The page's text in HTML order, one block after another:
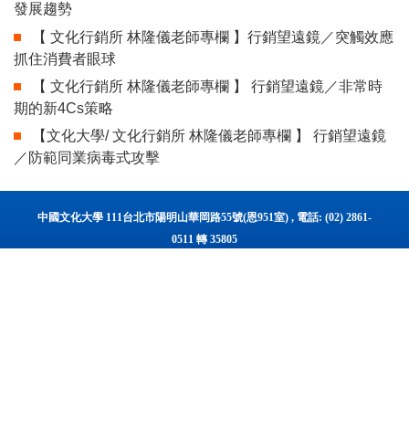
發展趨勢
【 文化行銷所 林隆儀老師專欄 】行銷望遠鏡／突觸效應
抓住消費者眼球
【 文化行銷所 林隆儀老師專欄 】 行銷望遠鏡／非常時
期的新4Cs策略
【文化大學/ 文化行銷所 林隆儀老師專欄 】 行銷望遠鏡
／防範同業病毒式攻擊
中國文化大學 111台北市陽明山華岡路55號(恩951室) , 電話: (02) 2861-
0511 轉 35805